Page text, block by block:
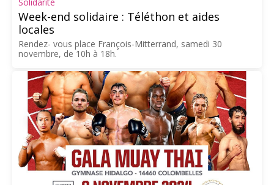
Solidarité
Week-end solidaire : Téléthon et aides
locales
Rendez- vous place François-Mitterrand, samedi 30
novembre, de 10h à 18h.